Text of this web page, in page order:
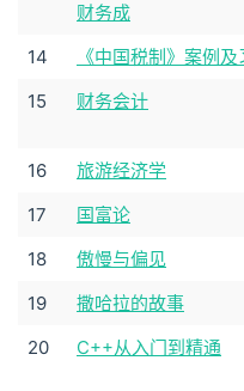
财务成
14 《中国税制》案例及
15
财务会计
16 旅游经济学
17
国富论
18
傲慢与偏见
19
撒哈拉的故事
20
C++从入门到精通